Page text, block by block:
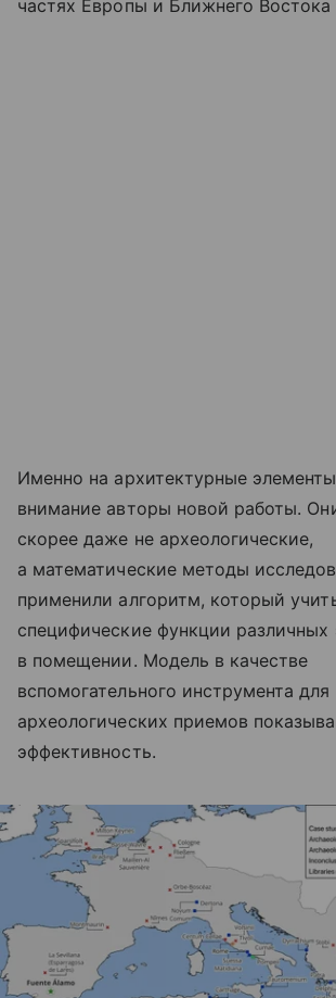
частях Европы и Ближнего Востока
Именно на архитектурные
внимание авторы новой работы.
скорее даже не археологические,
а математические методы
применили алгоритм, который
специфические функции различных
в помещении. Модель в качестве
вспомогательного инструмента для
археологических приемов
эффективность.